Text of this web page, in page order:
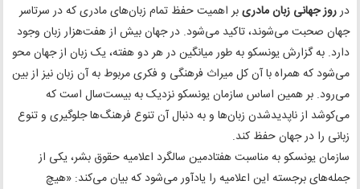
درروز جهانی زبان مادریبر اهمیت حفظ تمام زبان‌های مادری که در سرتاسر
جهان صحبت می‌شوند، تاکید می‌شود. در جهان بیش از هفت‌هزار زبان وجود
دارد. به گزارش یونسکو به طور میانگین در هر دو هفته، یک زبان از جهان محو
می‌شود که همراه با آن کل میراث فرهنگی و فکری مربوط به آن زبان نیز از بین
می‌رود. بر همین اساس سازمان یونسکو نزدیک به بیست‌سال است که
می‌کوشد از ناپدیدشدن زبان‌ها و به دنبال آن تنوع فرهنگ‌ها جلوگیری و تنوع
زبانی را در جهان حفظ کند.
سازمان یونسکو به مناسبت هفتادمین سالگرد اعلامیه حقوق بشر، یکی از
جمله‌های برجسته این اعلامیه را یادآور می‌شود که بیان می‌کند: «هیچ